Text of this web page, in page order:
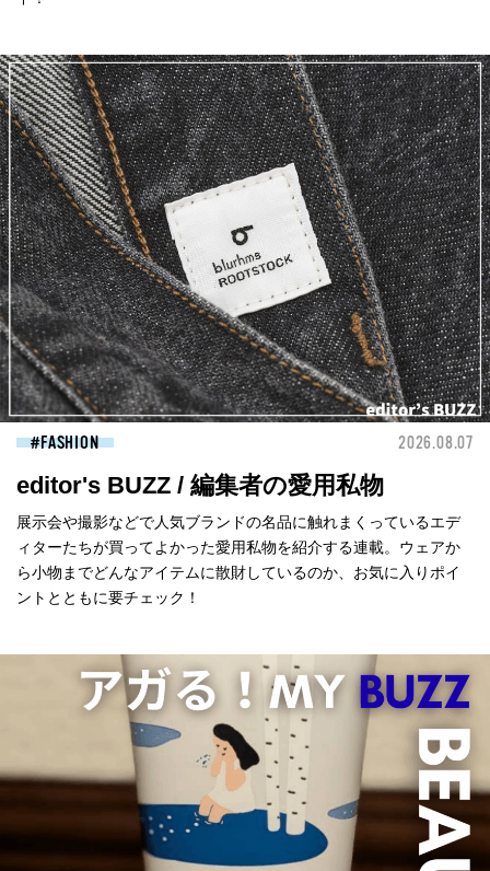
FASHION 2026.08.07
editor's BUZZ / 編集者の愛用私物
展示会や撮影などで人気ブランドの名品に触れまくっているエデ
ィターたちが買ってよかった愛用私物を紹介する連載。ウェアか
ら小物までどんなアイテムに散財しているのか、お気に入りポイ
ントとともに要チェック！